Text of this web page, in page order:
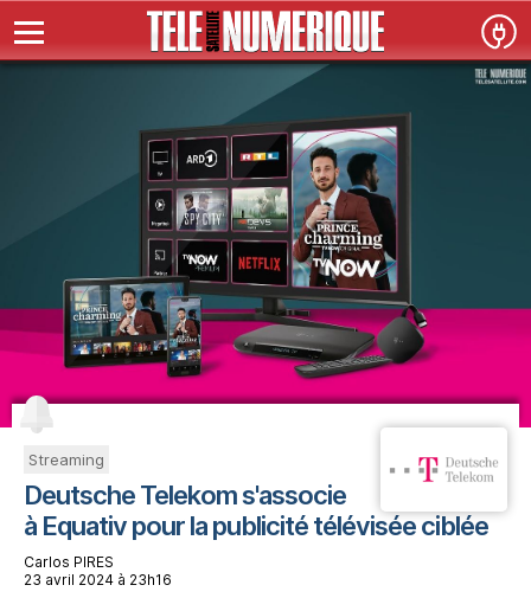
Streaming
Deutsche Telekom s'associe
à Equativ pour la publicité télévisée ciblée
Carlos PIRES
23 avril 2024 à 23h16